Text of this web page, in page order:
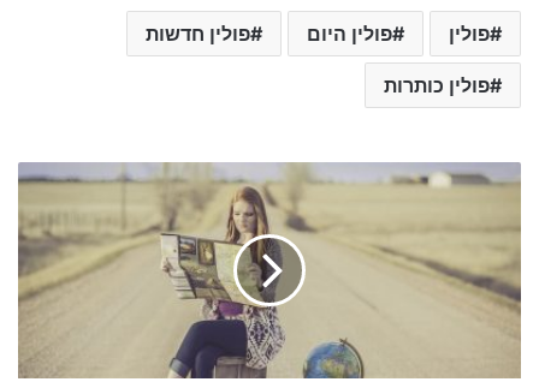
פולין פולין היום פולין חדשות
פולין כותרות
ו
ד
נ